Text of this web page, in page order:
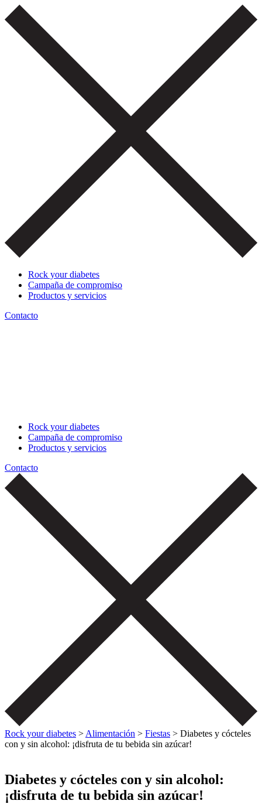
Rock your diabetes
Campaña de compromiso
Productos y servicios
Contacto
Rock your diabetes
Campaña de compromiso
Productos y servicios
Contacto
Rock your diabetes >Alimentación > Fiestas > Diabetes y cócteles
con y sin alcohol: ¡disfruta de tu bebida sin azúcar!
Diabetes y cócteles con y sin alcohol:
¡disfruta de tu bebida sin azúcar!